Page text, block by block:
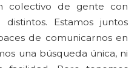
colectivo de gente con
Estamos juntos
de comunicarnos en
una búsqueda única, ni